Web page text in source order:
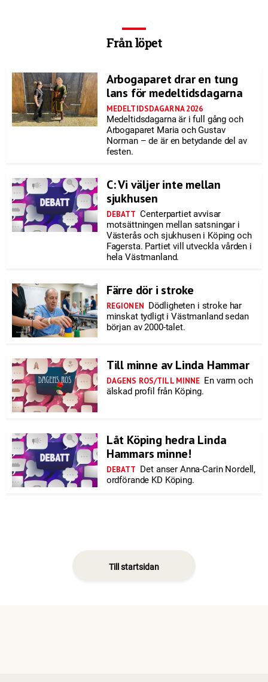
Från löpet
Arbogaparet drar en tung
lans för medeltidsdagarna
MEDELTIDSDAGARNA 2026
Medeltidsdagarna är i full gång och
Arbogaparet Maria och Gustav
Norman – de är en betydande del av
festen.
C: Vi väljer inte mellan
sjukhusen
DEBATT Centerpartiet avvisar
motsättningen mellan satsningar i
Västerås och sjukhusen i Köping och
Fagersta. Partiet vill utveckla vården i
hela Västmanland.
Färre dör i stroke
REGIONEN Dödligheten i stroke har
minskat tydligt i Västmanland sedan
början av 2000-talet.
Till minne av Linda Hammar
DAGENS ROS/TILL MINNE En varm och
älskad profil från Köping.
Låt Köping hedra Linda
Hammars minne!
DEBATT Det anser Anna-Carin Nordell,
ordförande KD Köping.
Till startsidan